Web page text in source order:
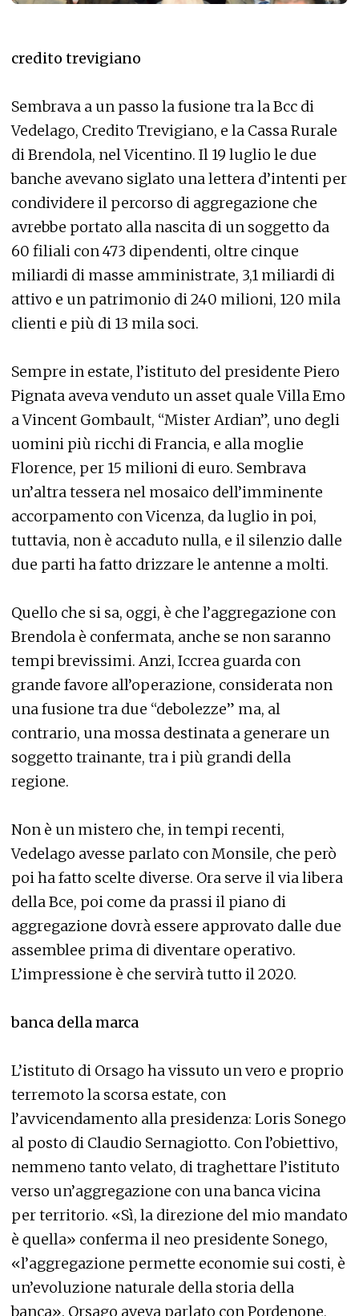
credito trevigiano
Sembrava a un passo la fusione tra la Bcc di
Vedelago, Credito Trevigiano, e la Cassa Rurale
di Brendola, nel Vicentino. Il 19 luglio le due
banche avevano siglato una lettera d’intenti per
condividere il percorso di aggregazione che
avrebbe portato alla nascita di un soggetto da
60 filiali con 473 dipendenti, oltre cinque
miliardi di masse amministrate, 3,1 miliardi di
attivo e un patrimonio di 240 milioni, 120 mila
clienti e più di 13 mila soci.
Sempre in estate, l’istituto del presidente Piero
Pignata aveva venduto un asset quale Villa Emo
a Vincent Gombault, “Mister Ardian”, uno degli
uomini più ricchi di Francia, e alla moglie
Florence, per 15 milioni di euro. Sembrava
un’altra tessera nel mosaico dell’imminente
accorpamento con Vicenza, da luglio in poi,
tuttavia, non è accaduto nulla, e il silenzio dalle
due parti ha fatto drizzare le antenne a molti.
Quello che si sa, oggi, è che l’aggregazione con
Brendola è confermata, anche se non saranno
tempi brevissimi. Anzi, Iccrea guarda con
grande favore all’operazione, considerata non
una fusione tra due “debolezze” ma, al
contrario, una mossa destinata a generare un
soggetto trainante, tra i più grandi della
regione.
Non è un mistero che, in tempi recenti,
Vedelago avesse parlato con Monsile, che però
poi ha fatto scelte diverse. Ora serve il via libera
della Bce, poi come da prassi il piano di
aggregazione dovrà essere approvato dalle due
assemblee prima di diventare operativo.
L’impressione è che servirà tutto il 2020.
banca della marca
L’istituto di Orsago ha vissuto un vero e proprio
terremoto la scorsa estate, con
l’avvicendamento alla presidenza: Loris Sonego
al posto di Claudio Sernagiotto. Con l’obiettivo,
nemmeno tanto velato, di traghettare l’istituto
verso un’aggregazione con una banca vicina
per territorio. «Sì, la direzione del mio mandato
è quella» conferma il neo presidente Sonego,
«l’aggregazione permette economie sui costi, è
un’evoluzione naturale della storia della
banca». Orsago aveva parlato con Pordenone,